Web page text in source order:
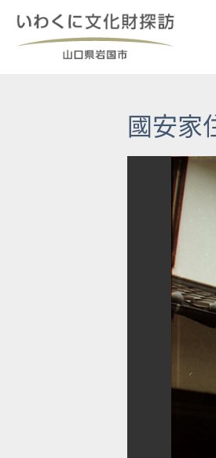
content
國安家